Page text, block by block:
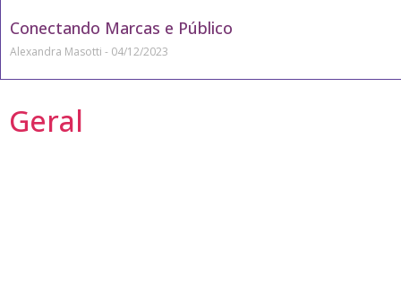
Conectando Marcas e Público
Alexandra Masotti 04/12/2023
Geral